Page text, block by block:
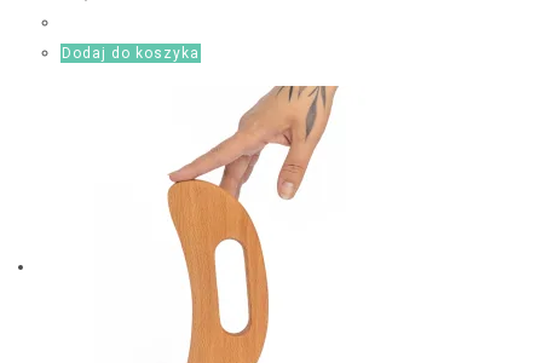
Dodaj do koszyka